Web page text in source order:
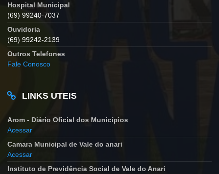
Hospital Municipal
(69) 99240-7037
Ouvidoria
(69) 99242-2139
Outros Telefones
Fale Conosco
LINKS UTEIS
Arom - Diário Oficial dos Municípios
Acessar
Camara Municipal de Vale do anari
Acessar
Instituto de Previdência Social de Vale do Anari